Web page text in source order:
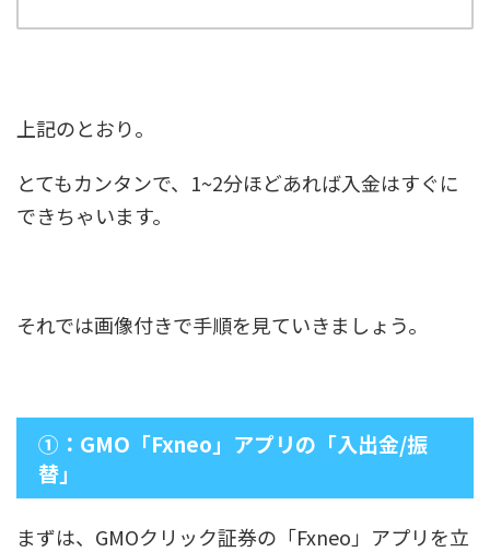
上記のとおり。
とてもカンタンで、1~2分ほどあれば入金はすぐに
できちゃいます。
それでは画像付きで手順を見ていきましょう。
①：GMO「Fxneo」アプリの「入出金/振
替」
まずは、GMOクリック証券の「Fxneo」アプリを立